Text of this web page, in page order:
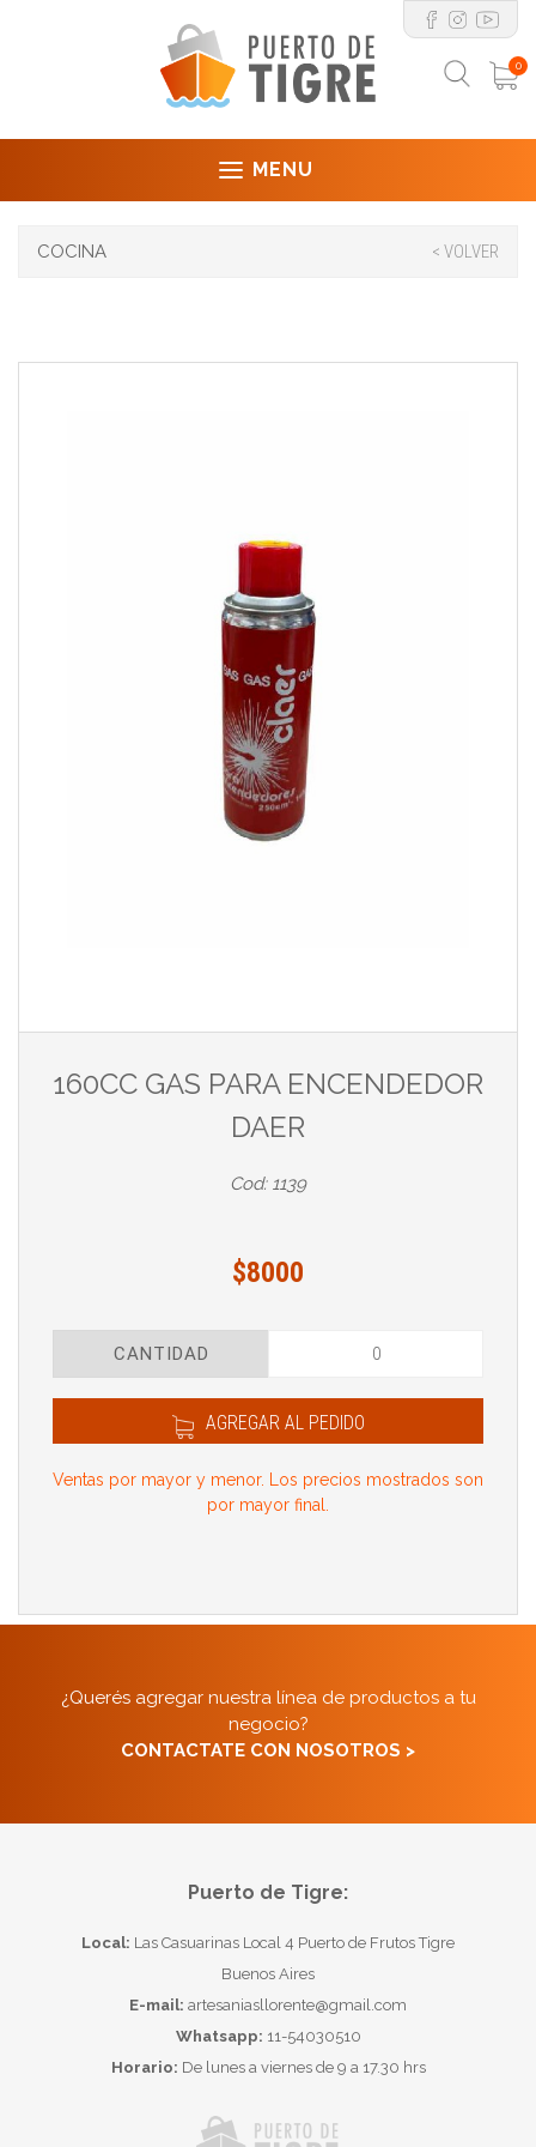
0
MENU
COCINA < VOLVER
160CC GAS PARA ENCENDEDOR
DAER
Cod: 1139
$8000
CANTIDAD
AGREGAR AL PEDIDO
Ventas por mayor y menor. Los precios mostrados son
por mayor final.
¿Querés agregar nuestra línea de productos a tu
negocio?
CONTACTATE CON NOSOTROS >
Puerto de Tigre:
Local: Las Casuarinas Local 4 Puerto de Frutos Tigre
Buenos Aires
E-mail: artesaniasllorente@gmail.com
Whatsapp: 11-54030510
Horario: De lunes a viernes de 9 a 17.30 hrs